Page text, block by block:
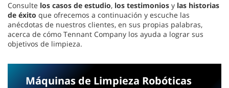
Consulte los casos de estudio, los testimonios y las historias
de éxito que ofrecemos a continuación y escuche las
anécdotas de nuestros clientes, en sus propias palabras,
acerca de cómo Tennant Company los ayuda a lograr sus
objetivos de limpieza.
Máquinas de Limpieza Robóticas